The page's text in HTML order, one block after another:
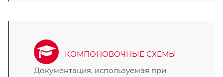
КОМПОНОВОЧНЫЕ СХЕМЫ
Документация, используемая при